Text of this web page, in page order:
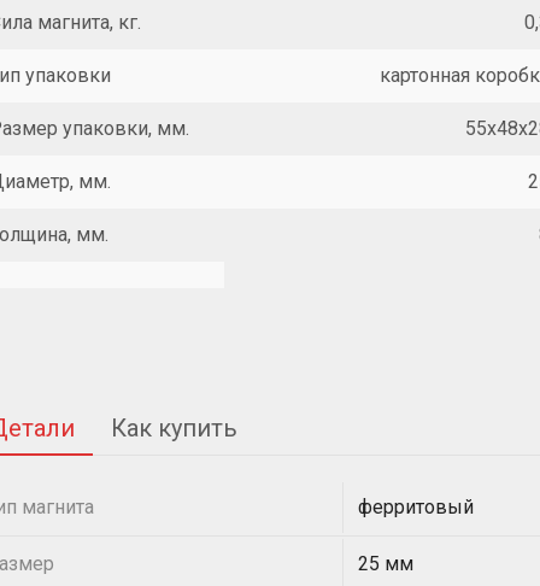
магнита, кг.
упаковки картонная
упаковки, мм.
мм.
мм.
Как купить
магнита ферритовый
25 мм